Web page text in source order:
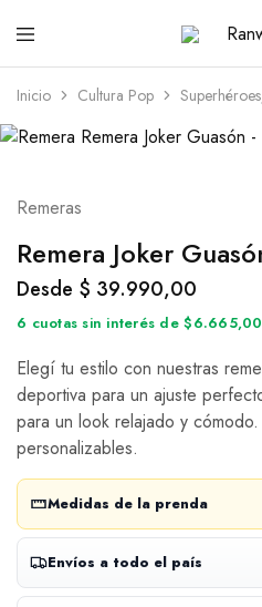
Ranwey
|
Tu
Estilo,
Diseño
Estilo,
Tu
Diseño
Remeras,
Inicio Cultura Pop
Remeras
Remera Joker
Desde $ 39.990,00
6 cuotas sin interés de $6.665,00
Elegí tu estilo con nuestras
deportiva para un ajuste
para un look relajado y
personalizables.
Medidas de la prenda
Envíos a todo el país